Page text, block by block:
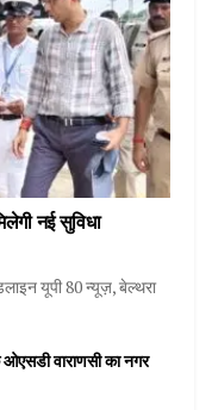
नई सुविधा
यूपी 80 न्यूज़, बेल्थरा
वाराणसी का नगर